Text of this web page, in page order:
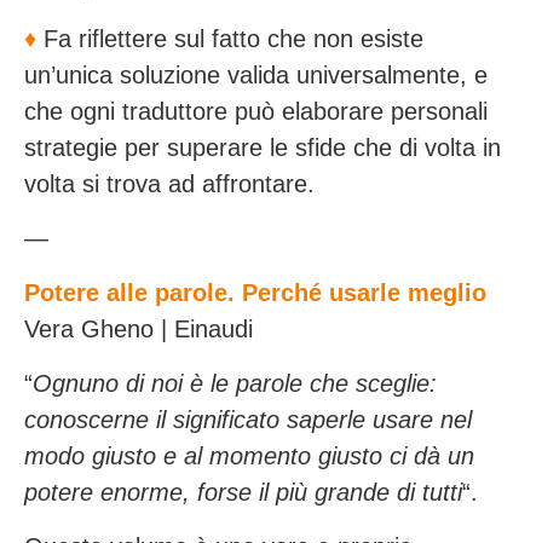
♦️ Fa riflettere sul fatto che non esiste
un’unica soluzione valida universalmente, e
che ogni traduttore può elaborare personali
strategie per superare le sfide che di volta in
volta si trova ad affrontare.
—
Potere alle parole. Perché usarle meglio
Vera Gheno | Einaudi
“Ognuno di noi è le parole che sceglie:
conoscerne il significato saperle usare nel
modo giusto e al momento giusto ci dà un
potere enorme, forse il più grande di tutti“.